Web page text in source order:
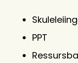
PPT